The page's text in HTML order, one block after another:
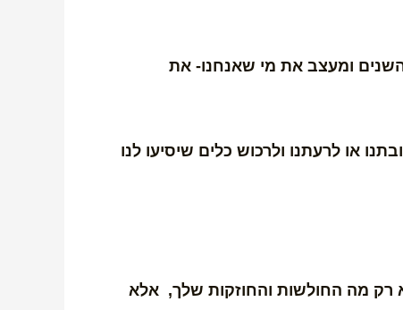
ומעצב את מי שאנחנו- את
או לרעתנו ולרכוש כלים שיסיעו לנו
מה החולשות והחוזקות שלך, אלא